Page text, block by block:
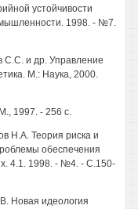
устойчивости
1998. - №7.
и др. Управление
М.: Наука, 2000.
1997. - 256 с.
H.A. Теория риска и
обеспечения
4.1. 1998. - №4. - С.150-
Новая идеология